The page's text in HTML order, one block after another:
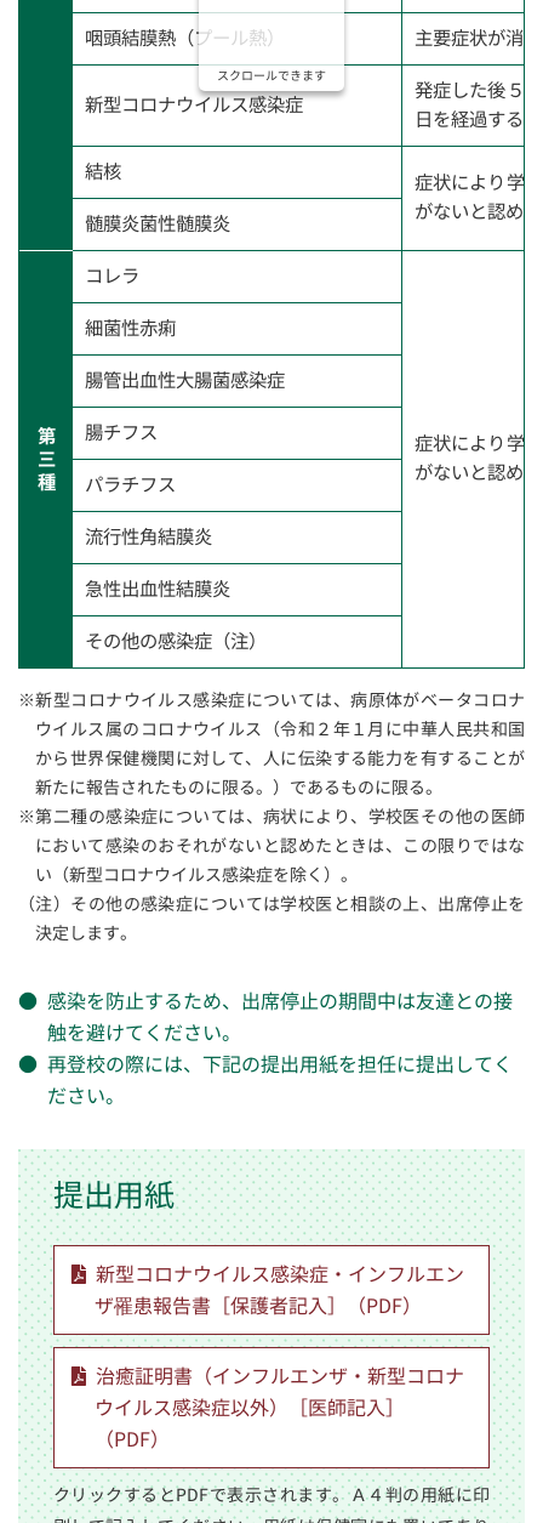
咽頭結膜熱（プール熱） 主要症状が消
新型コロナウイルス感染症
発症した後５
日を経過する
結核
症状により学
がないと認め
髄膜炎菌性髄膜炎
第
三
種
コレラ
症状により学
がないと認め
細菌性赤痢
腸管出血性大腸菌感染症
腸チフス
パラチフス
流行性角結膜炎
急性出血性結膜炎
その他の感染症（注）
スクロールできます
※新型コロナウイルス感染症については、病原体がベータコロナ
ウイルス属のコロナウイルス（令和２年１月に中華人民共和国
から世界保健機関に対して、人に伝染する能力を有することが
新たに報告されたものに限る。）であるものに限る。
※第二種の感染症については、病状により、学校医その他の医師
において感染のおそれがないと認めたときは、この限りではな
い（新型コロナウイルス感染症を除く）。
（注）その他の感染症については学校医と相談の上、出席停止を
決定します。
感染を防止するため、出席停止の期間中は友達との接
触を避けてください。
再登校の際には、下記の提出用紙を担任に提出してく
ださい。
提出用紙
新型コロナウイルス感染症・インフルエン
ザ罹患報告書［保護者記入］（PDF）
治癒証明書（インフルエンザ・新型コロナ
ウイルス感染症以外）［医師記入］
（PDF）
クリックするとPDFで表示されます。Ａ４判の用紙に印